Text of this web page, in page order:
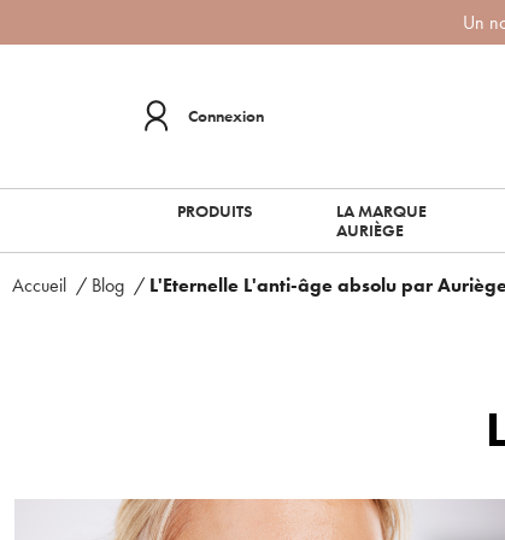
Un
Connexion
PRODUITS
LA MARQUE
AURIÈGE
Accueil / Blog / L'Eternelle L'anti-âge absolu par